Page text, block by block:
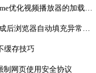
如何通过Google Chrome优化视频播放器的加载顺序
Chrome浏览器下载完成后浏览器自动填充异常修复教程
缓存技巧
制网页使用安全协议